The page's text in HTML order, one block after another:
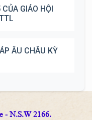
GIÁO HỘI
ÂU CHÂU KỲ
- N.S.W 2166.